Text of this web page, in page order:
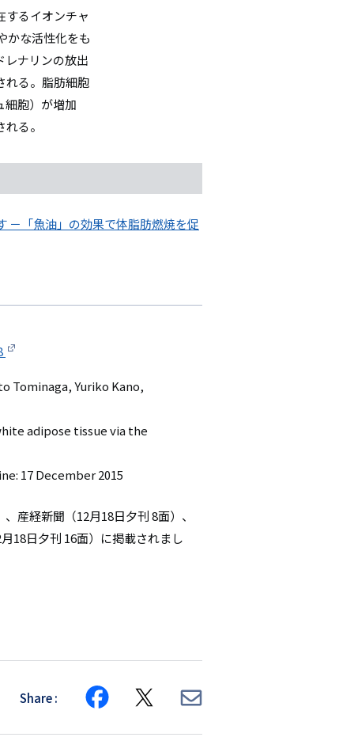
するイオンチャ
かな活性化をも
レナリンの放出
れる。脂肪細胞
細胞）が増加
る。
－「魚油」の効果で体脂肪燃焼を促
Tominaga, Yuriko Kano,
adipose tissue via the
17 December 2015
産経新聞（12月18日夕刊 8面）、
18日夕刊 16面）に掲載されまし
Share Share Share